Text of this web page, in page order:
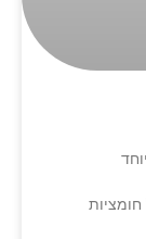
חומציות